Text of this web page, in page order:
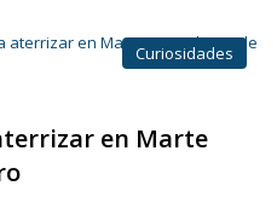
Curiosidades
en Marte